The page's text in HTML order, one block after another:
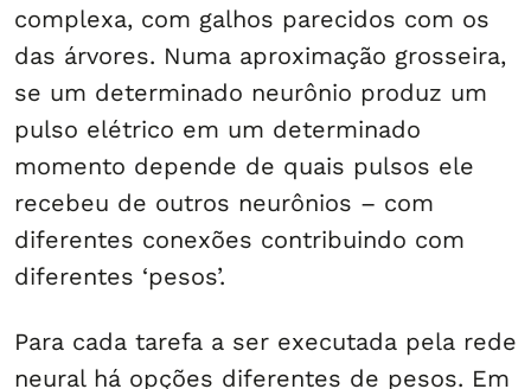
complexa, com galhos parecidos com os
das árvores. Numa aproximação grosseira,
se um determinado neurônio produz um
pulso elétrico em um determinado
momento depende de quais pulsos ele
recebeu de outros neurônios – com
diferentes conexões contribuindo com
diferentes ‘pesos’.
Para cada tarefa a ser executada pela rede
neural há opções diferentes de pesos. Em